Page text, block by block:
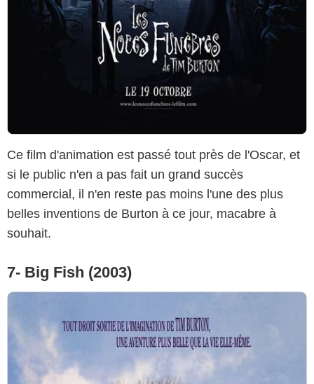
Ce film d'animation est passé tout près de l'Oscar, et
si le public n'en a pas fait un grand succès
commercial, il n'en reste pas moins l'une des plus
belles inventions de Burton à ce jour, macabre à
souhait.
7- Big Fish (2003)